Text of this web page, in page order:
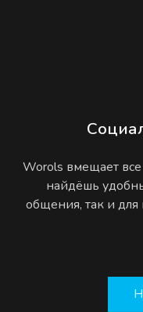
Worols вмещает
найдёшь
общения, так и